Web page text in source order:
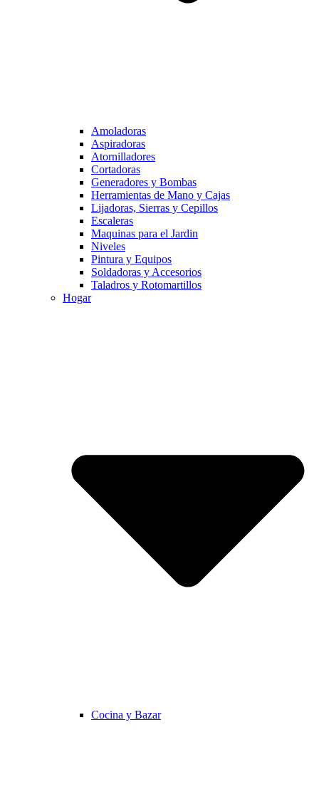
Amoladoras
Aspiradoras
Atornilladores
Cortadoras
Generadores y Bombas
Herramientas de Mano y Cajas
Lijadoras, Sierras y Cepillos
Escaleras
Maquinas para el Jardin
Niveles
Pintura y Equipos
Soldadoras y Accesorios
Taladros y Rotomartillos
Hogar
Cocina y Bazar